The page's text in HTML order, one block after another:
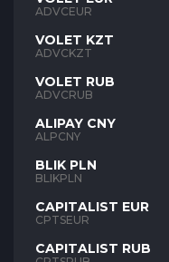
ADVCEUR
VOLET KZT
ADVCKZT
VOLET RUB
ADVCRUB
ALIPAY CNY
ALPCNY
BLIK PLN
BLIKPLN
CAPITALIST EUR
CPTSEUR
CAPITALIST RUB